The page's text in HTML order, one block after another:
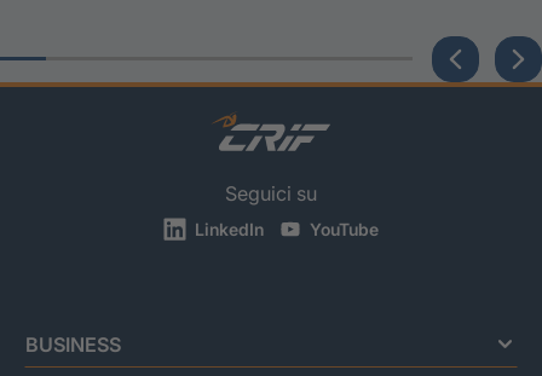
Seguici su
LinkedIn YouTube
BUSINESS